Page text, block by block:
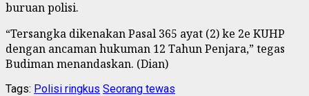
buruan polisi.
“Tersangka dikenakan Pasal 365 ayat (2) ke 2e KUHP
dengan ancaman hukuman 12 Tahun Penjara,” tegas
Budiman menandaskan. (Dian)
Tags: Polisi ringkus Seorang tewas